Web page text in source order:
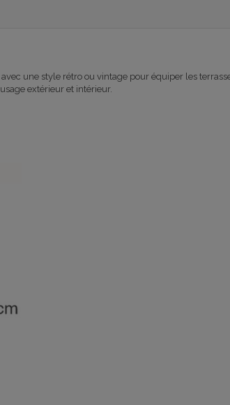
une style rétro ou vintage pour équiper les
extérieur et intérieur.